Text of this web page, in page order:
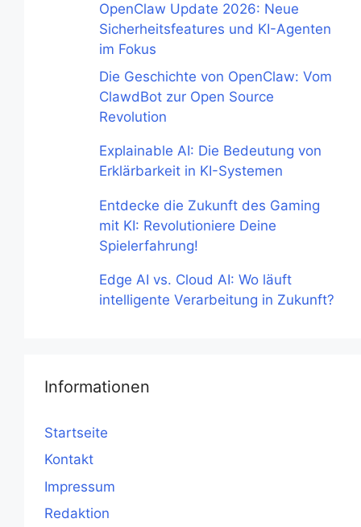
OpenClaw Update 2026: Neue
Sicherheitsfeatures und KI-Agenten
im Fokus
Die Geschichte von OpenClaw: Vom
ClawdBot zur Open Source
Revolution
Explainable AI: Die Bedeutung von
Erklärbarkeit in KI-Systemen
Entdecke die Zukunft des Gaming
mit KI: Revolutioniere Deine
Spielerfahrung!
Edge AI vs. Cloud AI: Wo läuft
intelligente Verarbeitung in Zukunft?
Informationen
Startseite
Kontakt
Impressum
Redaktion